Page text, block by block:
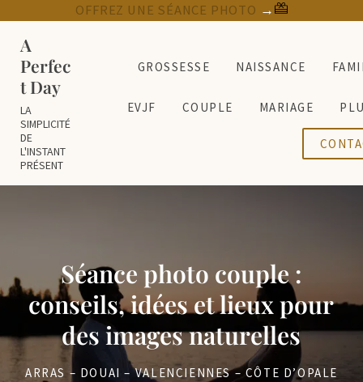
Passer au contenu principal
Skip to header right navigation
Skip to site footerOFFREZ UNE SÉANCE PHOTO →
A
Perfec
t Day
LA
SIMPLICITÉ
DE
L'INSTANT
PRÉSENT
GROSSESSE NAISSANCE
EVJF COUPLE MARIAGE
Séance photo couple :
conseils, idées et lieux pour
des images naturelles
ARRAS – DOUAI –VALENCIENNES– CÔTE D’OPALE